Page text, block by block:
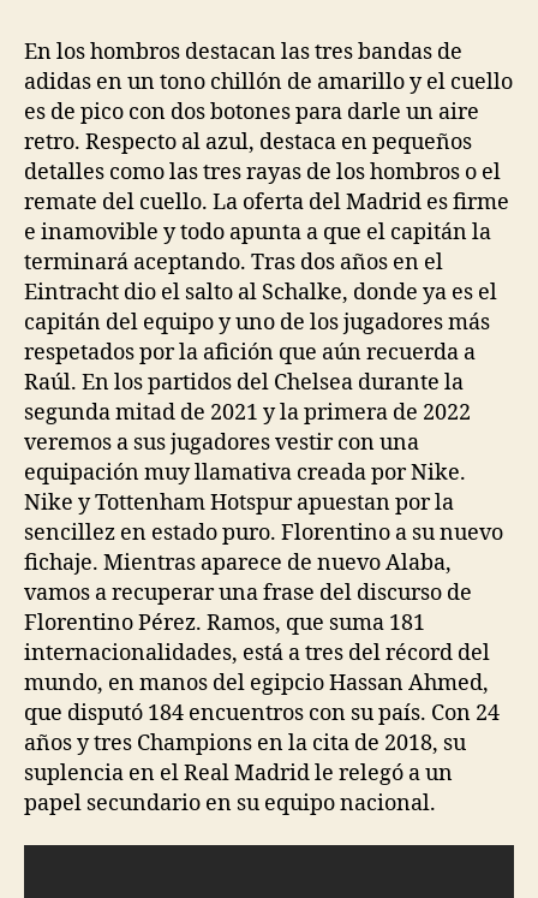
En los hombros destacan las tres bandas de
adidas en un tono chillón de amarillo y el cuello
es de pico con dos botones para darle un aire
retro. Respecto al azul, destaca en pequeños
detalles como las tres rayas de los hombros o el
remate del cuello. La oferta del Madrid es firme
e inamovible y todo apunta a que el capitán la
terminará aceptando. Tras dos años en el
Eintracht dio el salto al Schalke, donde ya es el
capitán del equipo y uno de los jugadores más
respetados por la afición que aún recuerda a
Raúl. En los partidos del Chelsea durante la
segunda mitad de 2021 y la primera de 2022
veremos a sus jugadores vestir con una
equipación muy llamativa creada por Nike.
Nike y Tottenham Hotspur apuestan por la
sencillez en estado puro. Florentino a su nuevo
fichaje. Mientras aparece de nuevo Alaba,
vamos a recuperar una frase del discurso de
Florentino Pérez. Ramos, que suma 181
internacionalidades, está a tres del récord del
mundo, en manos del egipcio Hassan Ahmed,
que disputó 184 encuentros con su país. Con 24
años y tres Champions en la cita de 2018, su
suplencia en el Real Madrid le relegó a un
papel secundario en su equipo nacional.